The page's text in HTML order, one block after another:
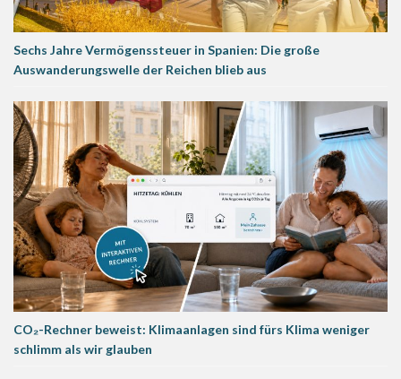
Sechs Jahre Vermögenssteuer in Spanien: Die große
Auswanderungswelle der Reichen blieb aus
CO₂-Rechner beweist: Klimaanlagen sind fürs Klima weniger
schlimm als wir glauben